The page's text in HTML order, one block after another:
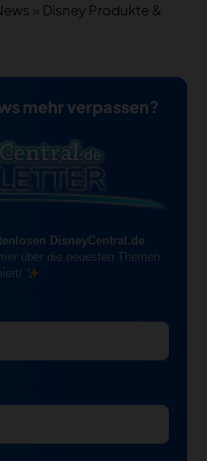
» Disney Produkte &
mehr verpassen?
DisneyCentral.de
über die neuesten Themen